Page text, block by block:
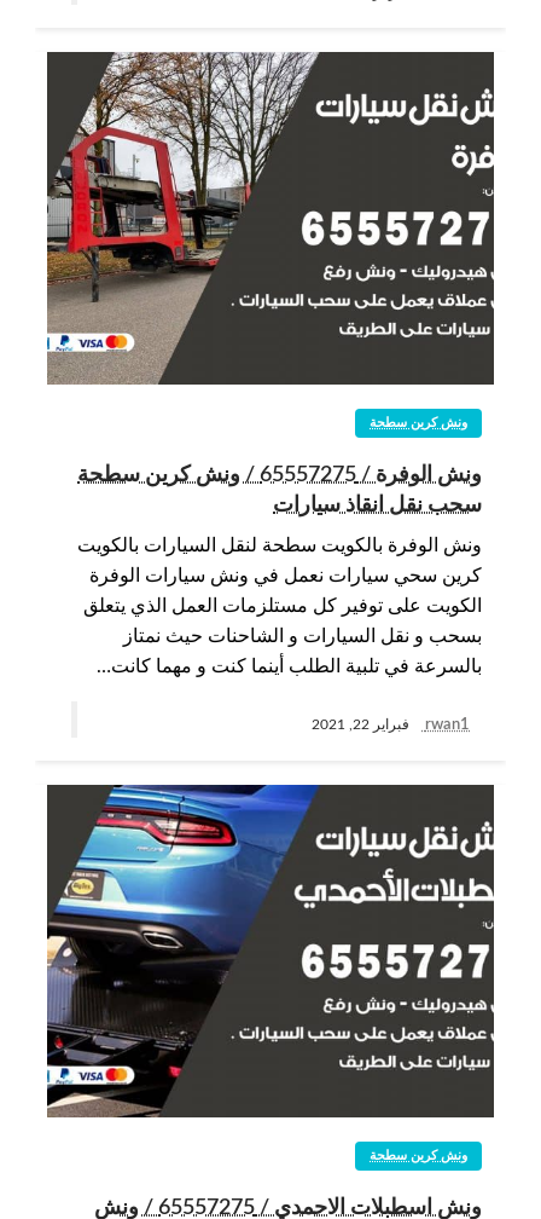
ونش كرين سطحة
ونش الوفرة / 65557275 / ونش كرين سطحة
سحب نقل انقاذ سيارات
ونش الوفرة بالكويت سطحة لنقل السيارات بالكويت
كرين سحي سيارات نعمل في ونش سيارات الوفرة
الكويت على توفير كل مستلزمات العمل الذي يتعلق
بسحب و نقل السيارات و الشاحنات حيث نمتاز
بالسرعة في تلبية الطلب أينما كنت و مهما كانت…
rwan1 فبراير 22, 2021
ونش كرين سطحة
ونش اسطبلات الاحمدي / 65557275 / ونش